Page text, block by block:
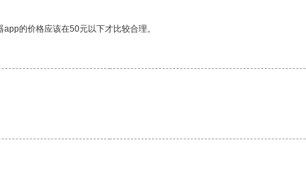
的价格应该在50元以下才比较合理。